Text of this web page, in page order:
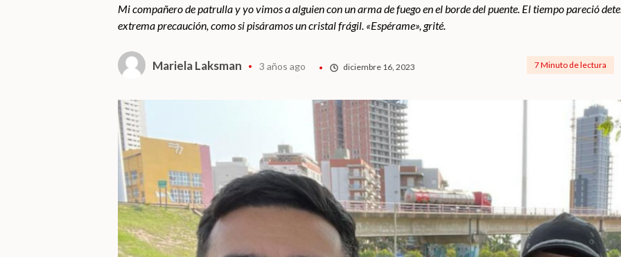
Mi compañero de patrulla y yo vimos a alguien con un arma de fuego en el borde del puente. El tiempo pareció
extrema precaución, como si pisáramos un cristal frágil. «Espérame», grité.
Mariela Laksman 3 años ago diciembre 16, 2023 7 Minuto de lectura